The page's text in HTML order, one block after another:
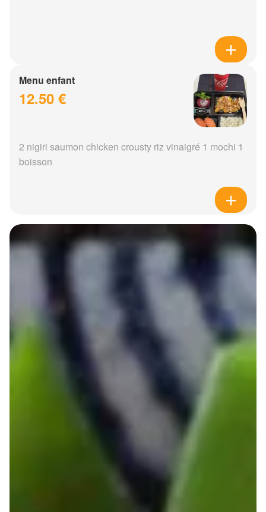
Menu enfant
12.50 €
2 nigiri saumon chicken crousty riz vinaigré 1 mochi 1
boisson